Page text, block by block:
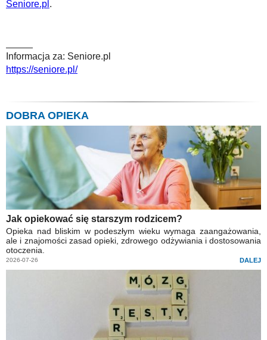
Seniore.pl .
Informacja za: Seniore.pl
https://seniore.pl/
DOBRA OPIEKA
Jak opiekować się starszym rodzicem?
Opieka nad bliskim w podeszłym wieku wymaga zaangażowania,
ale i znajomości zasad opieki, zdrowego odżywiania i dostosowania
otoczenia.
2026-07-26 DALEJ